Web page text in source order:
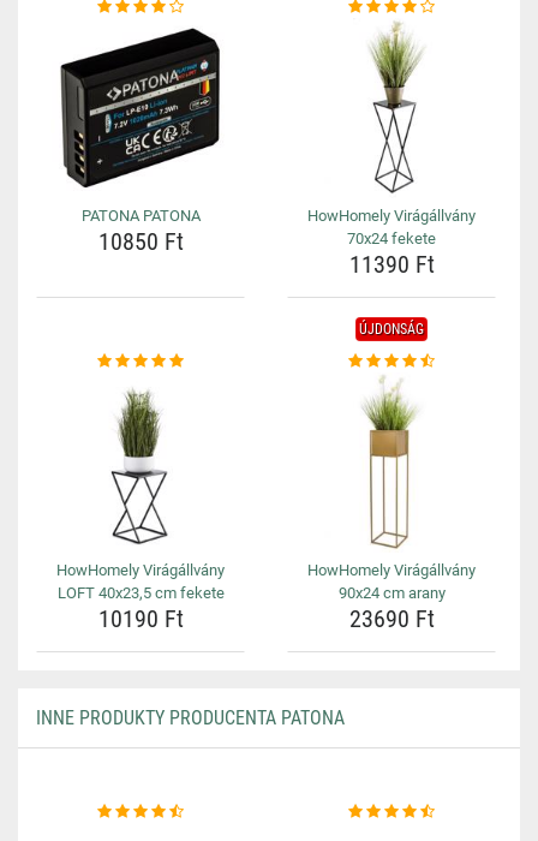
PATONA PATONA
10850 Ft
HowHomely Virágállvány
70x24 fekete
11390 Ft
HowHomely Virágállvány
LOFT 40x23,5 cm fekete
10190 Ft
ÚJDONSÁG
HowHomely Virágállvány
90x24 cm arany
23690 Ft
INNE PRODUKTY PRODUCENTA PATONA